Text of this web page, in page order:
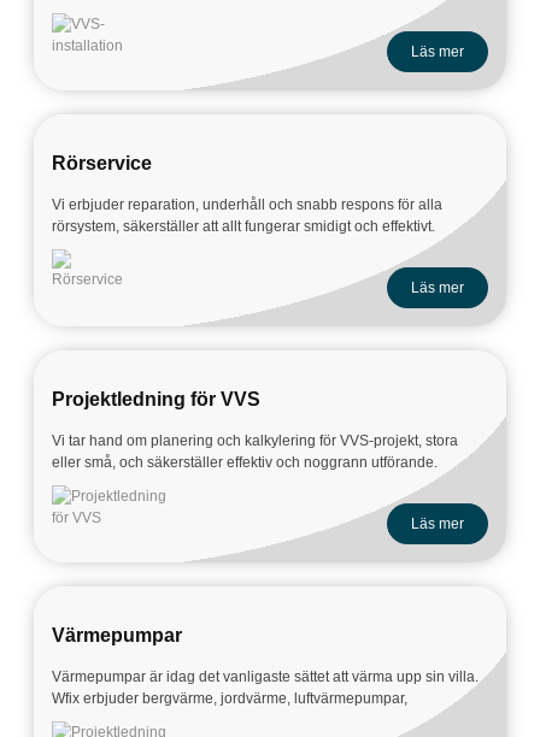
Läs mer
Rörservice
Vi erbjuder reparation, underhåll och snabb respons för alla
rörsystem, säkerställer att allt fungerar smidigt och effektivt.
Läs mer
Projektledning för VVS
Vi tar hand om planering och kalkylering för VVS-projekt, stora
eller små, och säkerställer effektiv och noggrann utförande.
Läs mer
Värmepumpar
Värmepumpar är idag det vanligaste sättet att värma upp sin villa.
Wfix erbjuder bergvärme, jordvärme, luftvärmepumpar,